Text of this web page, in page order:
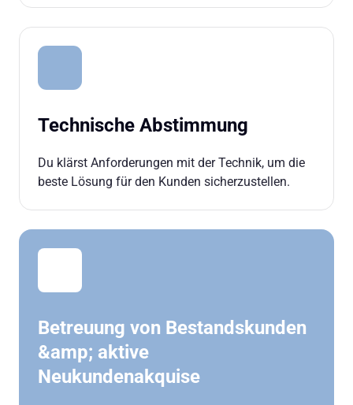
Technische Abstimmung
Du klärst Anforderungen mit der Technik, um die
beste Lösung für den Kunden sicherzustellen.
Betreuung von Bestandskunden
&amp; aktive
Neukundenakquise